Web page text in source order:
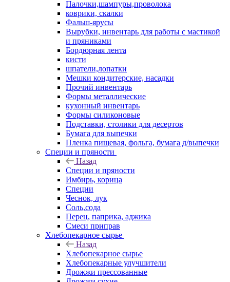
Палочки,шампуры,проволока
коврики, скалки
Фальш-ярусы
Вырубки, инвентарь для работы с мастикой
и пряниками
Бордюрная лента
кисти
шпатели,лопатки
Мешки кондитерские, насадки
Прочий инвентарь
Формы металлические
кухонный инвентарь
Формы силиконовые
Подставки, столики для десертов
Бумага для выпечки
Пленка пищевая, фольга, бумага д/выпечки
Специи и пряности
Назад
Специи и пряности
Имбирь, корица
Специи
Чеснок, лук
Соль,сода
Перец, паприка, аджика
Смеси приправ
Хлебопекарное сырье
Назад
Хлебопекарное сырье
Хлебопекарные улучшители
Дрожжи прессованные